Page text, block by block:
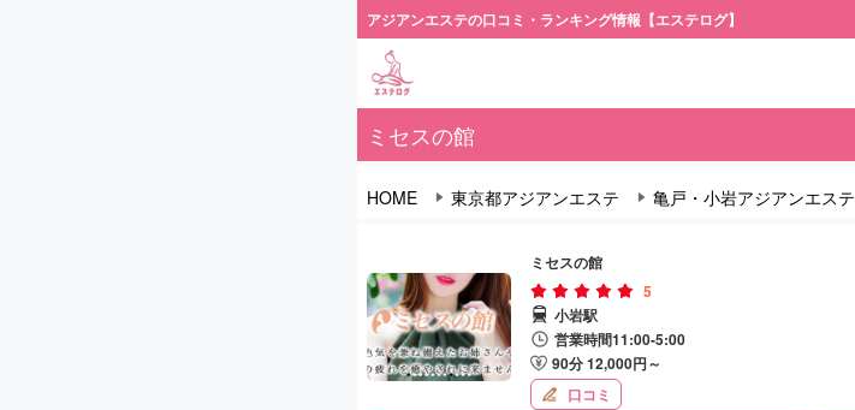
アジアンエステの口コミ・ランキング情報【エステログ】
ミセスの館
HOME 東京都アジアンエステ 亀戸・小岩アジアンエステ
ミセスの館
5
小岩駅
営業時間11:00-5:00
90分 12,000円～
口コミ